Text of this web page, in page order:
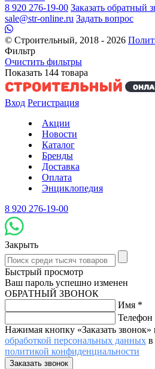
8 920 276-19-00 Заказать обратный
sale@str-online.ru Задать вопрос
© Строительный, 2018 - 2026
Фильтр
Очистить фильтры
Показать 144 товара
Вход Регистрация
Акции
Новости
Каталог
Бренды
Доставка
Оплата
Энциклопедия
8 920 276-19-00
Закрыть
Быстрый просмотр
Ваш пароль успешно изменен
ОБРАТНЫЙ ЗВОНОК
Имя *
Телефон
Нажимая кнопку «Заказать звонок»
обработкой персональных данных в
политикой конфиденциальности